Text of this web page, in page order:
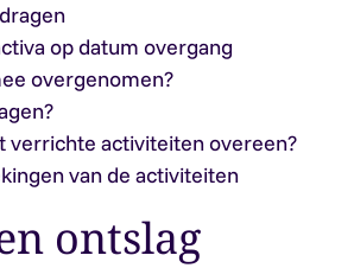
op datum overgang
overgenomen?
verrichte activiteiten overeen?
van de activiteiten
ontslag